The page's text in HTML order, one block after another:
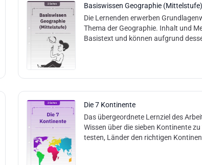
Basiswissen Geographie (Mittelstufe)
Die Lernenden erwerben
Thema der Geographie. Inhalt und
Basistext und können aufgrund
Die 7 Kontinente
Das übergeordnete Lernziel des
Wissen über die sieben Kontinente
testen, Länder den richtigen